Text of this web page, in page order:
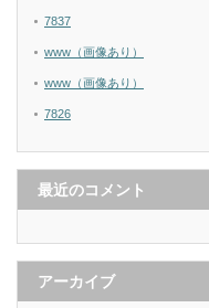
7837
www（画像あり）
www（画像あり）
7826
最近のコメント
アーカイブ